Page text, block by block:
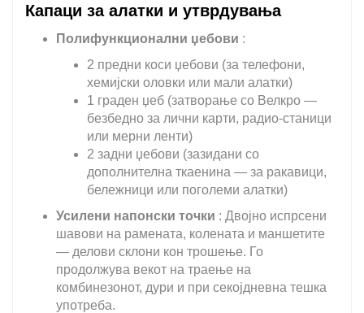
Капаци за алатки и утврдувања
Полифункционални џебови :
2 предни коси џебови (за телефони,
хемијски оловки или мали алатки)
1 граден џеб (затворање со Велкро —
безбедно за лични карти, радио-станици
или мерни ленти)
2 задни џебови (зазидани со
дополнителна ткаенина — за ракавици,
бележници или поголеми алатки)
Усилени напонски точки : Двојно испрсени
шавови на рамената, колената и маншетите
— делови склони кон трошење. Го
продолжува векот на траење на
комбинезонот, дури и при секојдневна тешка
употреба.